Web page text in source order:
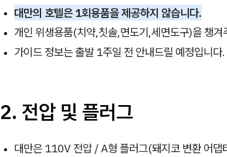
대만의 호텔은 1회용품을 제공하지 않습니다.
개인 위생용품(치약,칫솔,면도기,세면도구)을 챙겨
가이드 정보는 출발 1주일 전 안내드릴 예정입니다.
2. 전압 및 플러그
대만은 110V 전압 / A형 플러그(돼지코 변환 어댑